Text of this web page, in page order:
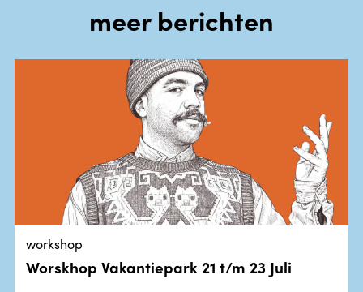
meer berichten
workshop
Worskhop Vakantiepark 21 t/m 23 Juli